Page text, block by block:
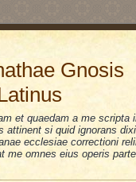
Gnosis
et quaedam a me scripta
attinent si quid ignorans
ecclesiae correctioni
omnes eius operis